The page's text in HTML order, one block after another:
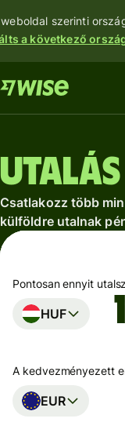
szerinti
a következő
Csatlakozz több
külföldre utalnak
Pontosan ennyit utalsz
HUF
A kedvezményezett
EUR